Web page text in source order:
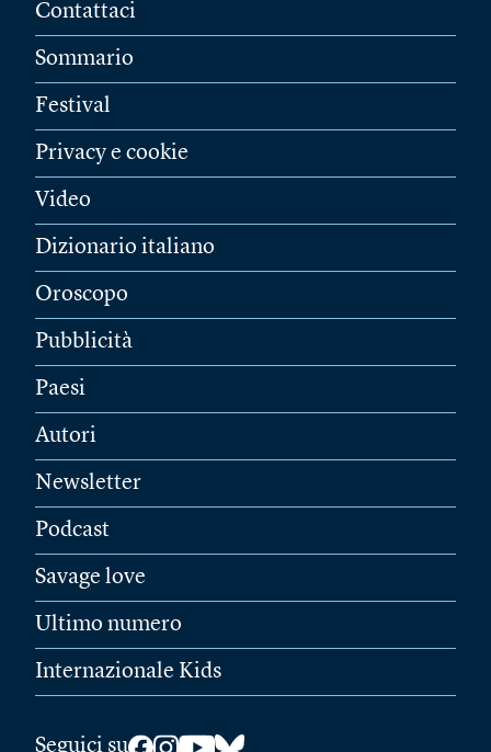
Contattaci
Sommario
Festival
Privacy e cookie
Video
Dizionario italiano
Oroscopo
Pubblicità
Paesi
Autori
Newsletter
Podcast
Savage love
Ultimo numero
Internazionale Kids
Seguici su